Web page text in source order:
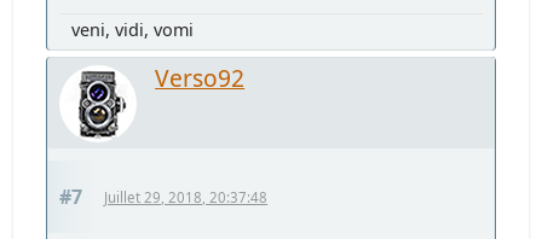
veni, vidi, vomi
Verso92
#7 Juillet 29, 2018, 20:37:48